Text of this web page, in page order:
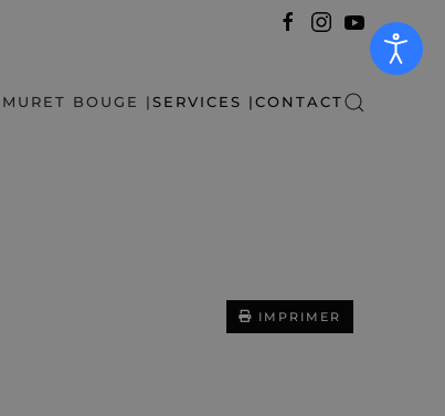
MURET BOUGE |SERVICES |CONTACT
IMPRIMER